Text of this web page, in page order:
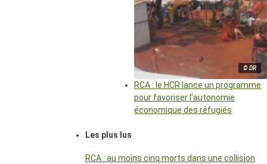
© DR
RCA : le HCR lance un programme
pour favoriser l’autonomie
économique des réfugiés
Les plus lus
RCA : au moins cinq morts dans une collision